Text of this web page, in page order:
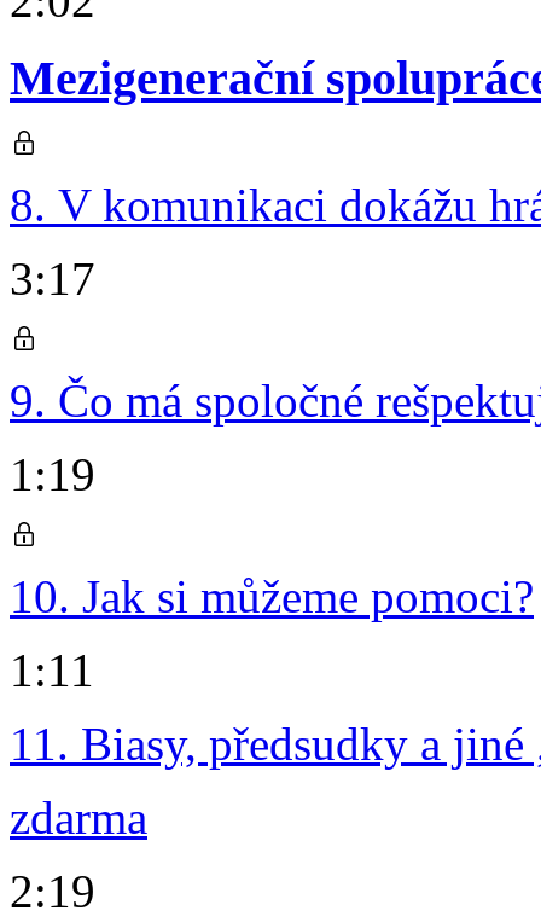
Mezigenerační
8. V komunikaci dokážu
3:17
9. Čo má spoločné
1:19
10. Jak si můžeme pomoci?
1:11
11. Biasy, předsudky a jiné
zdarma
2:19